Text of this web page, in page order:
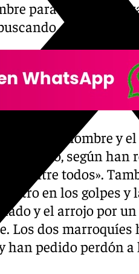
para que
mató al hombre y el
decidido, según han
«entre todos».
en los golpes y
y el arrojo por un
Los dos marroquíes
han pedido perdón a